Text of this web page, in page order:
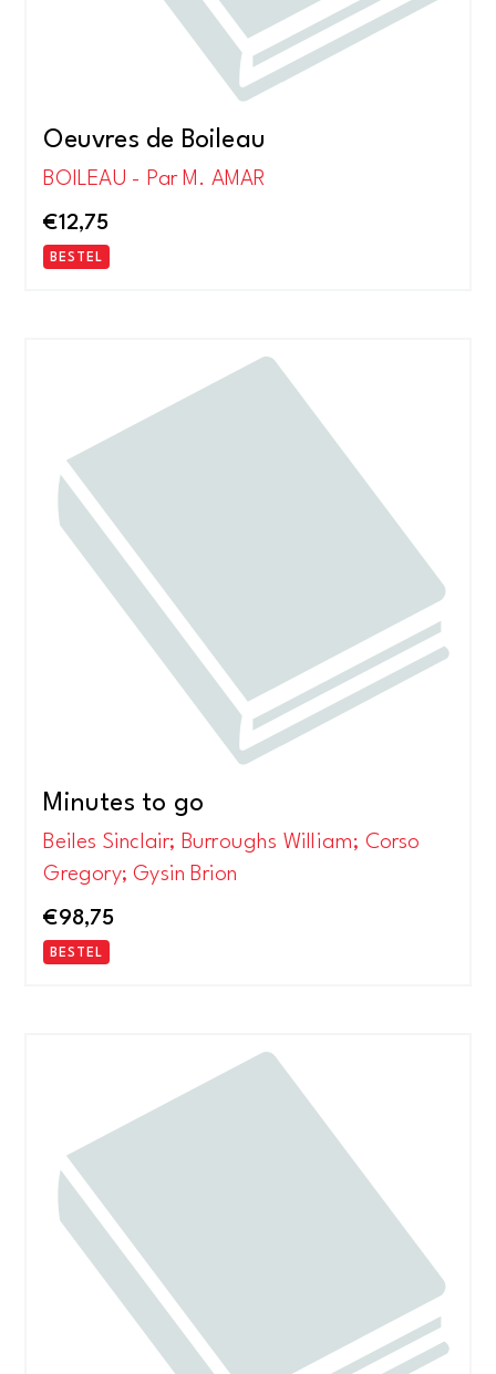
Oeuvres de Boileau
BOILEAU - Par M. AMAR
€12,75
BESTEL
Minutes to go
Beiles Sinclair; Burroughs William; Corso
Gregory; Gysin Brion
€98,75
BESTEL